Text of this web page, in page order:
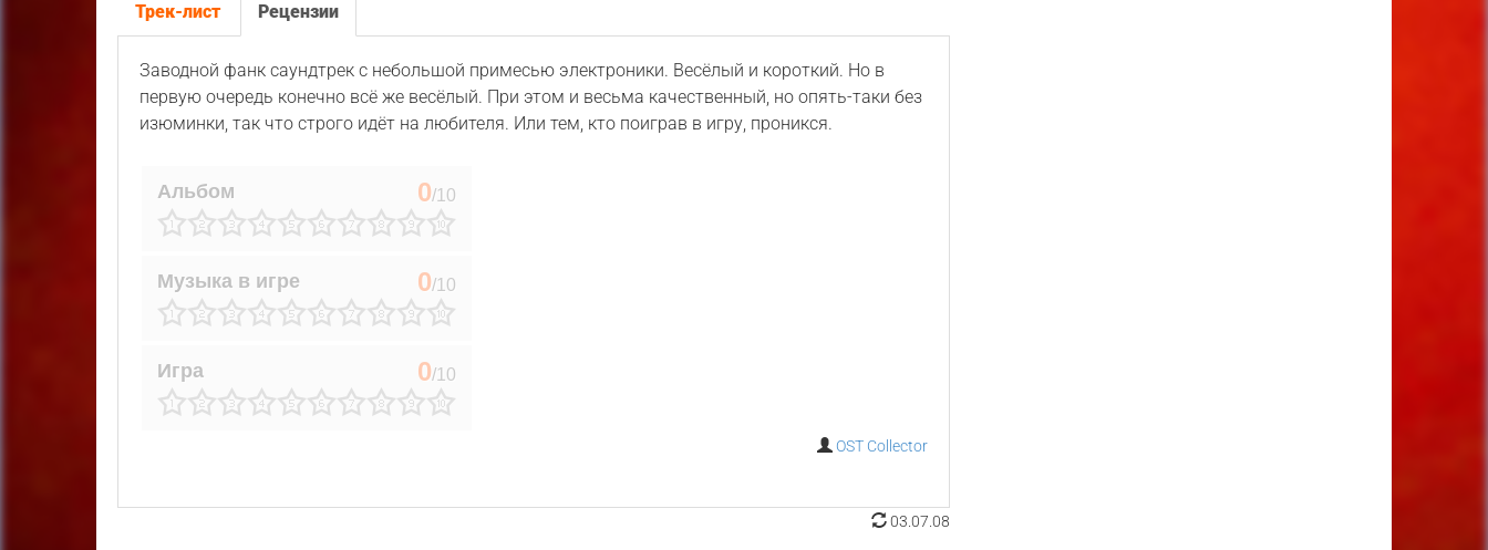
Трек-лист Рецензии
Заводной фанк саундтрек с небольшой примесью электроники. Весёлый и короткий. Но в
первую очередь конечно всё же весёлый. При этом и весьма качественный, но опять-таки без
изюминки, так что строго идёт на любителя. Или тем, кто поиграв в игру, проникся.
Альбом 0/10
Музыка в игре 0/10
Игра 0/10
OST Collector
03.07.08